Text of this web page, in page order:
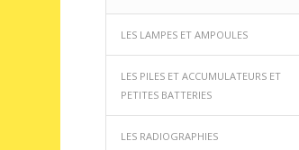
LES LAMPES ET AMPOULES
LES PILES ET ACCUMULATEURS ET
PETITES BATTERIES
LES RADIOGRAPHIES